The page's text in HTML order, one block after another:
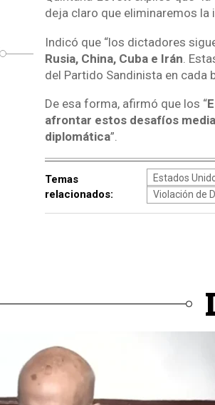
deja claro que eliminaremos
Indicó que “los dictadores
Rusia, China, Cuba e Irán .
del Partido Sandinista en cada
De esa forma, afirmó que los “
afrontar estos desafíos
diplomática”.
Temas
relacionados:
Estados
Violación de